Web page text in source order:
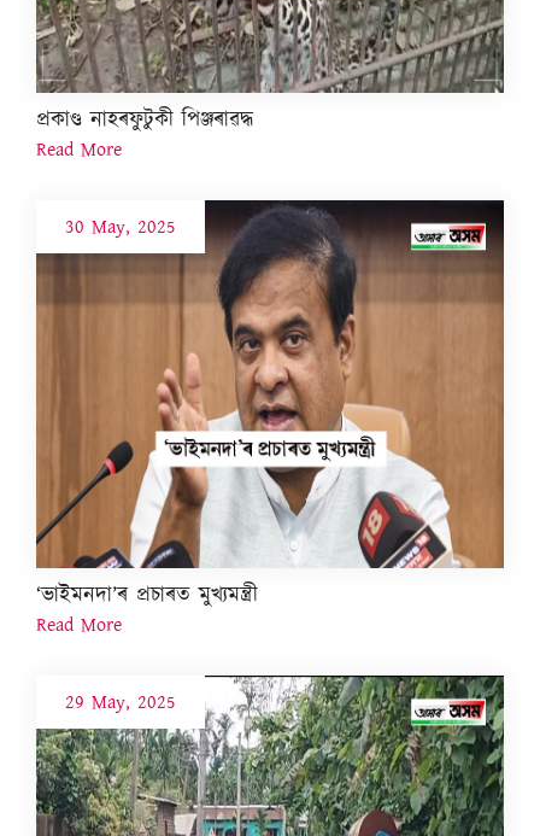
প্ৰকাণ্ড নাহৰফুটুকী পিঞ্জৰাৱদ্ধ
Read More
30 May, 2025
‘ভাইমনদা’ৰ প্ৰচাৰত মুখ্যমন্ত্ৰী
Read More
29 May, 2025